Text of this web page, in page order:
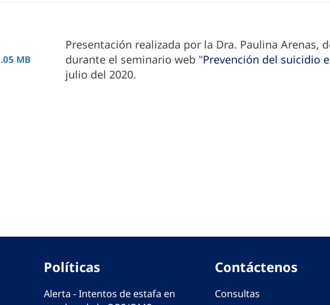
MB
Presentación realizada por la Dra. Paulina Arenas,
durante el seminario web "Prevención del suicidio
julio del 2020.
Políticas
Alerta - Intentos de estafa en
Contáctenos
Consultas